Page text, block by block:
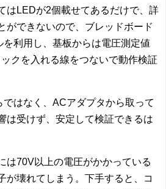
はLEDが2個載せてあるだけで、詳
ができないので、ブレッドボード
利用し、基板からは電圧測定値
クを入れる線をつないで動作検証
はなく、ACアダプタから取って
は受けず、安定して検証できるは
は70V以上の電圧がかかっている
が壊れてしまう。下手すると、コ